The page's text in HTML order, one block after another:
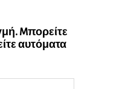
Mπορείτε
αυτόματα